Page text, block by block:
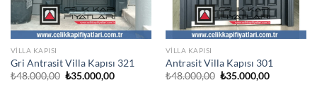
VILLA KAPISI
Gri Antrasit Villa Kapısı 321
₺48.000,00 Orijinal
₺35.000,00Şu
VILLA KAPISI
Antrasit Villa Kapısı 301
₺48.000,00 Orijinal
₺35.000,00Şu